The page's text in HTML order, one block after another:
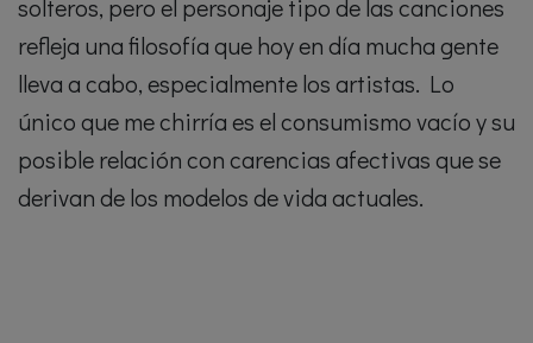
solteros, pero el personaje tipo de las canciones
refleja una filosofía que hoy en día mucha gente
lleva a cabo, especialmente los artistas. Lo
único que me chirría es el consumismo vacío y su
posible relación con carencias afectivas que se
derivan de los modelos de vida actuales.